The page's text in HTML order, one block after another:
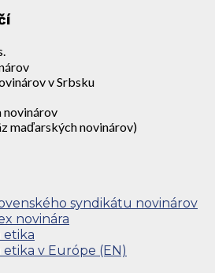
v Srbsku
novinárov
maďarských novinárov)
syndikátu novinárov
novinára
etika
etika v Európe (EN)